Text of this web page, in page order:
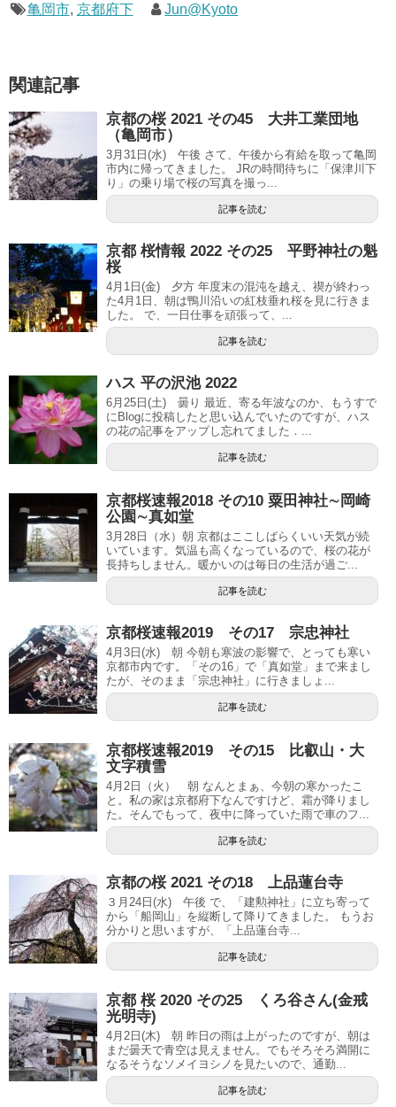
亀岡市, 京都府下 Jun@Kyoto
関連記事
京都の桜 2021 その45 大井工業団地
（亀岡市）
3月31日(水) 午後 さて、午後から有給を取って亀岡
市内に帰ってきました。 JRの時間待ちに「保津川下
り」の乗り場で桜の写真を撮っ...
記事を読む
京都 桜情報 2022 その25 平野神社の魁
桜
4月1日(金) 夕方 年度末の混沌を越え、禊が終わっ
た4月1日、朝は鴨川沿いの紅枝垂れ桜を見に行きま
した。 で、一日仕事を頑張って、...
記事を読む
ハス 平の沢池 2022
6月25日(土) 曇り 最近、寄る年波なのか、もうすで
にBlogに投稿したと思い込んでいたのですが、ハス
の花の記事をアップし忘れてました．...
記事を読む
京都桜速報2018 その10 粟田神社∼岡崎
公園∼真如堂
3月28日（水）朝 京都はここしばらくいい天気が続
いています。気温も高くなっているので、桜の花が
長持ちしません。暖かいのは毎日の生活が過ご...
記事を読む
京都桜速報2019 その17 宗忠神社
4月3日(水) 朝 今朝も寒波の影響で、とっても寒い
京都市内です。「その16」で「真如堂」まで来まし
たが、そのまま「宗忠神社」に行きましょ...
記事を読む
京都桜速報2019 その15 比叡山・大
文字積雪
4月2日（火） 朝 なんとまぁ、今朝の寒かったこ
と。私の家は京都府下なんですけど、霜が降りまし
た。そんでもって、夜中に降っていた雨で車のフ...
記事を読む
京都の桜 2021 その18 上品蓮台寺
３月24日(水) 午後 で、「建勲神社」に立ち寄って
から「船岡山」を縦断して降りてきました。 もうお
分かりと思いますが、「上品蓮台寺...
記事を読む
京都 桜 2020 その25 くろ谷さん(金戒
光明寺)
4月2日(木) 朝 昨日の雨は上がったのですが、朝は
まだ曇天で青空は見えません。でもそろそろ満開に
なるそうなソメイヨシノを見たいので、通勤...
記事を読む